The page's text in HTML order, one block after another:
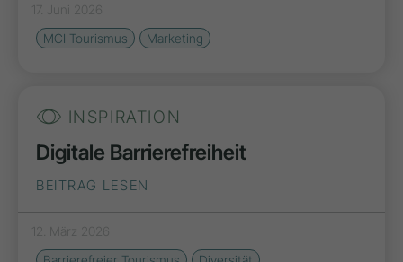
17. Juni 2026
MCI Tourismus
Marketing
INSPIRATION
Digitale Barrierefreiheit
BEITRAG LESEN
12. März 2026